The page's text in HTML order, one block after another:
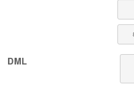
Q. サイズが心配なので大きめを購
A. 犬ちゃんは動きが活発なため、
れたり、外れた衣服がどこかに絡ま
った事故を防ぐためにも、適正サイ
DML